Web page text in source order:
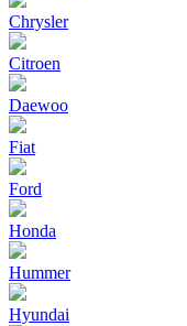
Chrysler
Citroen
Daewoo
Fiat
Ford
Honda
Hummer
Hyundai